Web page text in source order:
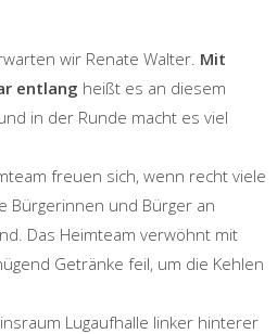
wir Renate Walter. Mit
entlang heißt es an diesem
in der Runde macht es viel
freuen sich, wenn recht viele
Bürgerinnen und Bürger an
Das Heimteam verwöhnt mit
Getränke feil, um die Kehlen
Lugaufhalle linker hinterer